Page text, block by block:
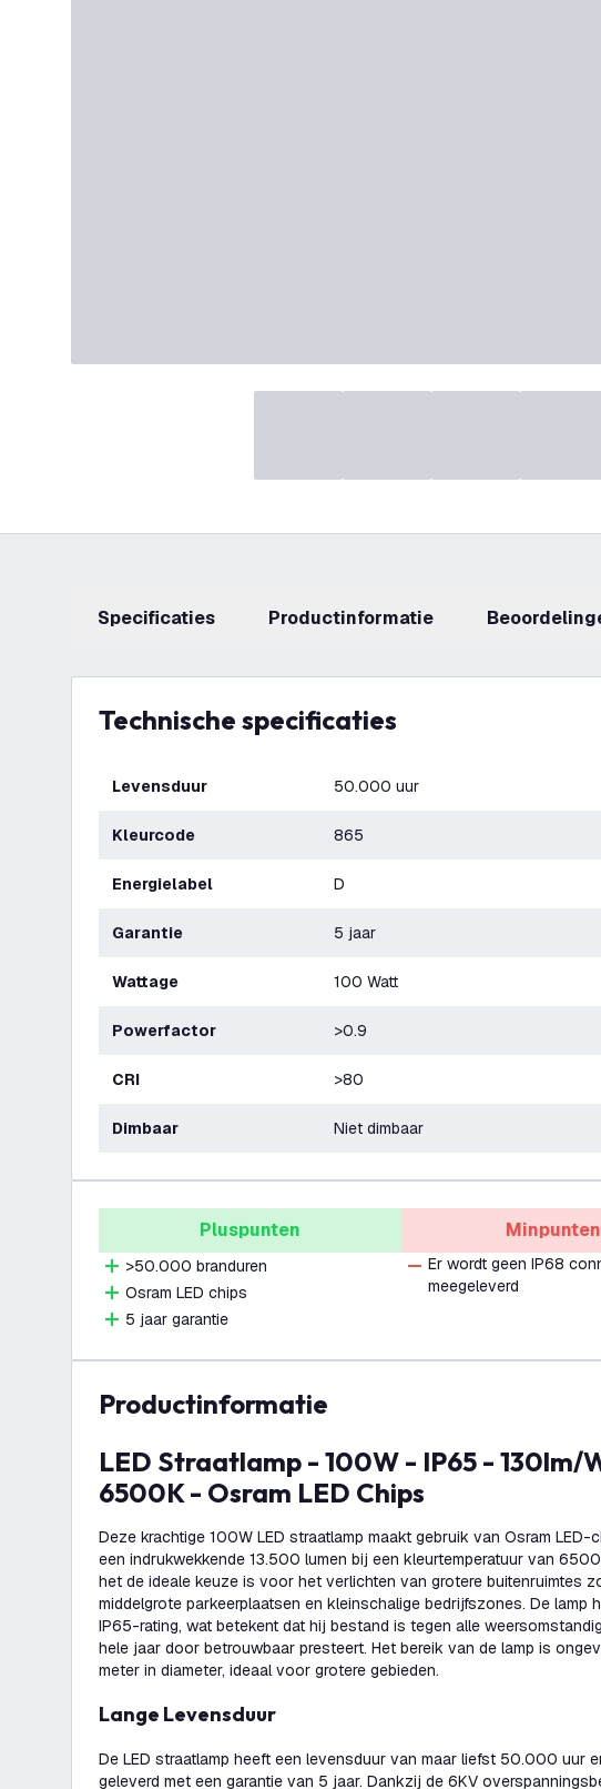
Specificaties productinformatie
Technische specificaties
Levensduur 50.000 uur
Kleurcode 865
Energielabel D
Garantie 5 jaar
Wattage 100 Watt
Powerfactor >0.9
CRI >80
Dimbaar Niet dimbaar
Pluspunten
>50.000 branduren
Osram LED chips
5 jaar garantie
Minpunten
Er wordt geen IP68
meegeleverd
productinformatie
LED Straatlamp - 100W - IP65 - 130lm/W -
6500K - Osram LED Chips
Deze krachtige 100W LED straatlamp maakt gebruik van Osram LED-
een indrukwekkende 13.500 lumen bij een kleurtemperatuur van
het de ideale keuze is voor het verlichten van grotere buitenruimtes
middelgrote parkeerplaatsen en kleinschalige bedrijfszones. De lamp
IP65-rating, wat betekent dat hij bestand is tegen alle
hele jaar door betrouwbaar presteert. Het bereik van de lamp is
meter in diameter, ideaal voor grotere gebieden.
Lange Levensduur
De LED straatlamp heeft een levensduur van maar liefst 50.000 uur
geleverd met een garantie van 5 jaar. Dankzij de 6KV